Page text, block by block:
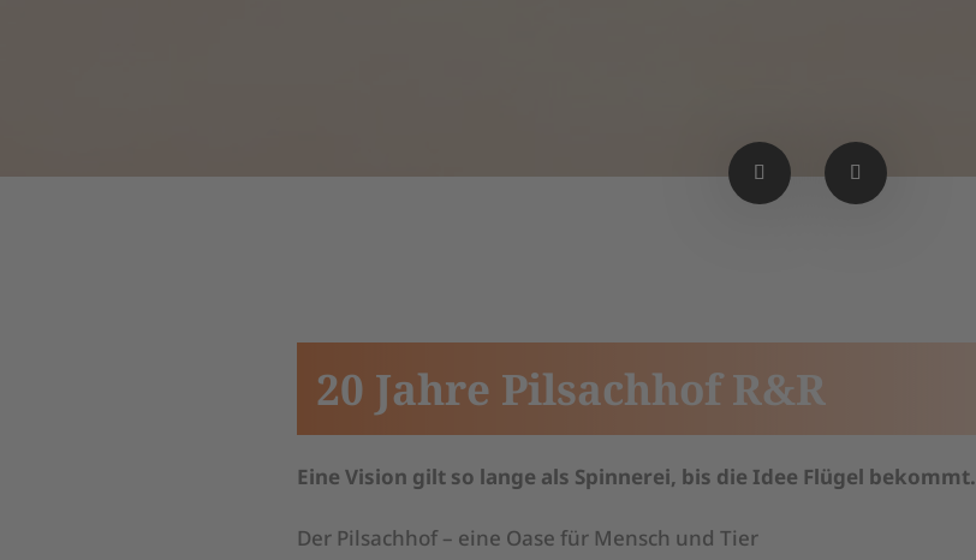
20 Jahre Pilsachhof R&R
Eine Vision gilt so lange als Spinnerei, bis die Idee Flügel bekommt.
Der Pilsachhof – eine Oase für Mensch und Tier